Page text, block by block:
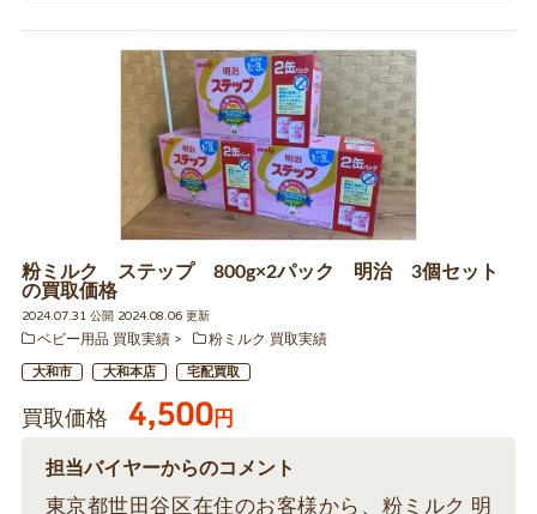
粉ミルク ステップ 800g×2パック 明治 3個セット
の買取価格
2024.07.31 公開 2024.08.06 更新
ベビー用品 買取実績
粉ミルク 買取実績
大和市 大和本店 宅配買取
買取価格 4,500円
担当バイヤーからのコメント
東京都世田谷区在住のお客様から、粉ミルク 明